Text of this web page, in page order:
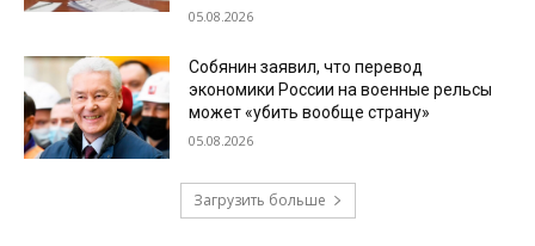
05.08.2026
Собянин заявил, что перевод
экономики России на военные рельсы
может «убить вообще страну»
05.08.2026
Загрузить больше